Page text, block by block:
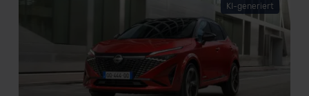
KI-generiert